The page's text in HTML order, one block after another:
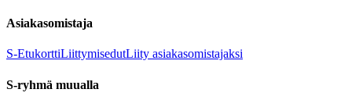
Asiakasomistaja
S-EtukorttiLiittymisedutLiity asiakasomistajaksi
S-ryhmä muualla